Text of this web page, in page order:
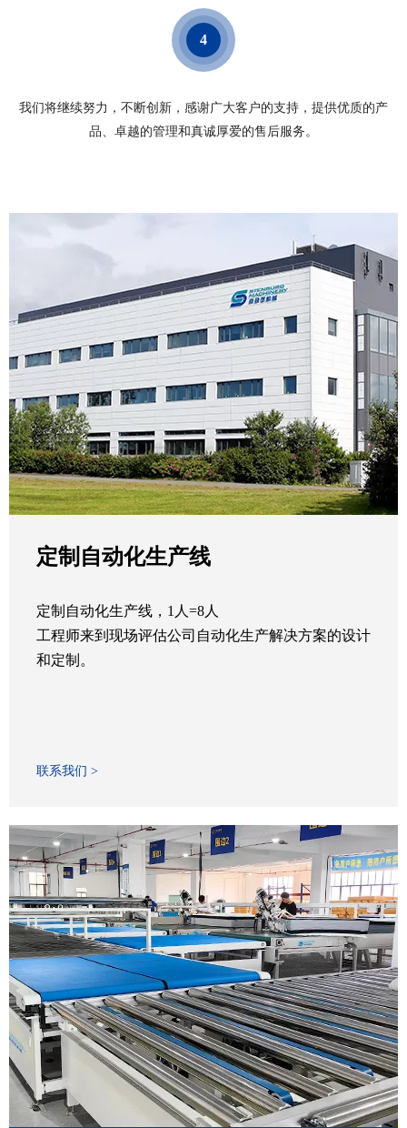
4
我们将继续努力，不断创新，感谢广大客户的支持，提供优质的产
品、卓越的管理和真诚厚爱的售后服务。
定制自动化生产线
定制自动化生产线，1人=8人
工程师来到现场评估公司自动化生产解决方案的设计
和定制。
联系我们 >